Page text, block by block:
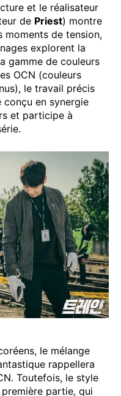
et le réalisateur
de Priest) montre
moments de tension,
explorent la
gamme de couleurs
OCN (couleurs
le travail précis
conçu en synergie
et participe à
le mélange
rappellera
Toutefois, le style
partie, qui